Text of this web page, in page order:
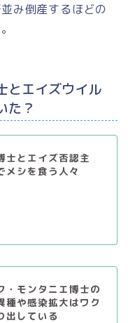
み倒産するほどの
とエイズウイル
た？
士とエイズ否認主
メシを食う人々
・モンタニエ博士の
種や感染拡大はワク
出している